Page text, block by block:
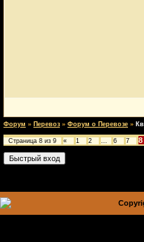
Форум » Перевоз » Форум о Перевозе »
Страница 8 из 9 « 1 2 … 6 7 8